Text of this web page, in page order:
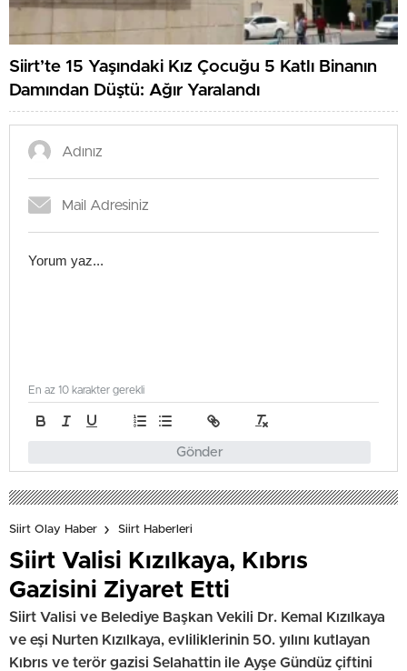
Siirt’te 15 Yaşındaki Kız Çocuğu 5 Katlı Binanın
Damından Düştü: Ağır Yaralandı
Gönder
En az 10 karakter gerekli
Siirt Olay Haber Siirt Haberleri
Siirt Valisi Kızılkaya, Kıbrıs
Gazisini Ziyaret Etti
Siirt Valisi ve Belediye Başkan Vekili Dr. Kemal Kızılkaya
ve eşi Nurten Kızılkaya, evliliklerinin 50. yılını kutlayan
Kıbrıs ve terör gazisi Selahattin ile Ayşe Gündüz çiftini